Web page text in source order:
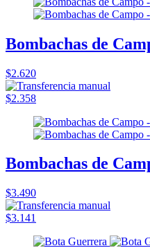
Bombachas de
$2.620
$2.358
Bombachas de
$3.490
$3.141